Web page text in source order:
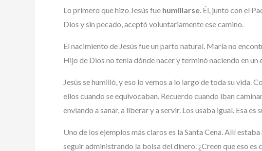
Lo primero que hizo Jesús fue humillarse. Él, junto con el
Dios y sin pecado, aceptó voluntariamente ese camino.
El nacimiento de Jesús fue un parto natural. María no
Hijo de Dios no tenía dónde nacer y terminó naciendo en un
Jesús se humilló, y eso lo vemos a lo largo de toda su vida.
ellos cuando se equivocaban. Recuerdo cuando iban
enviando a sanar, a liberar y a servir. Los usaba igual. Esa
Uno de los ejemplos más claros es la Santa Cena. Allí
seguir administrando la bolsa del dinero. ¿Creen que eso